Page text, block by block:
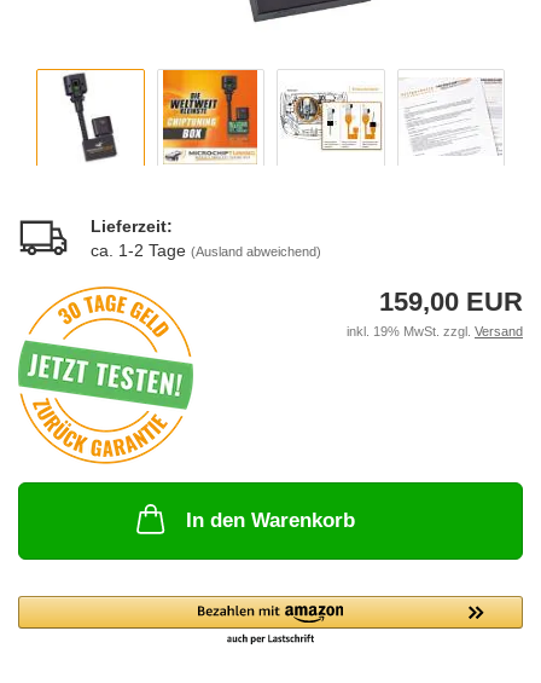
Lieferzeit:
ca. 1-2 Tage (Ausland abweichend)
159,00 EUR
inkl. 19% MwSt. zzgl. Versand
In den Warenkorb